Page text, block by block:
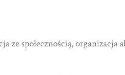
społecznością, organizacja